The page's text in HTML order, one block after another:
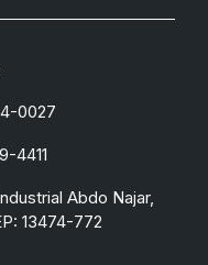
0027
4411
Abdo Najar,
13474-772